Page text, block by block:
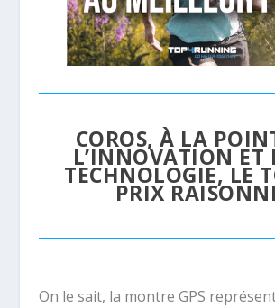
COROS, À LA
L’INNOVATION ET
TECHNOLOGIE, LE
PRIX
On le sait, la montre GPS